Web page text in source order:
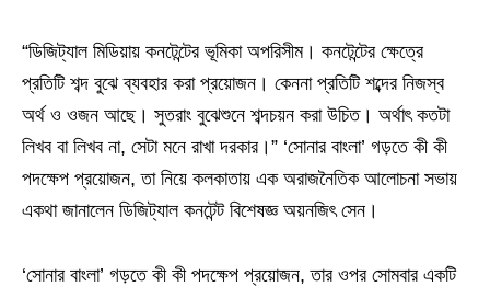
“ডিজিট্যাল মিডিয়ায় কনটেন্টের ভূমিকা অপরিসীম। কনটেন্টের ক্ষেত্রে
প্রতিটি শব্দ বুঝে ব্যবহার করা প্রয়োজন। কেননা প্রতিটি শব্দের নিজস্ব
অর্থ ও ওজন আছে। সুতরাং বুঝেশুনে শব্দচয়ন করা উচিত। অর্থাৎ কতটা
লিখব বা লিখব না, সেটা মনে রাখা দরকার।” ‘সোনার বাংলা’ গড়তে কী কী
পদক্ষেপ প্রয়োজন, তা নিয়ে কলকাতায় এক অরাজনৈতিক আলোচনা সভায়
একথা জানালেন ডিজিট্যাল কনটেন্ট বিশেষজ্ঞ অয়নজিৎ সেন।
‘সোনার বাংলা’ গড়তে কী কী পদক্ষেপ প্রয়োজন, তার ওপর সোমবার একটি